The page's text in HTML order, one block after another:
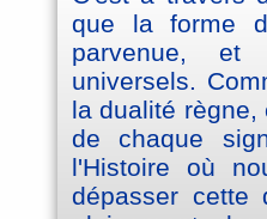
que la forme
parvenue, et
universels.
la dualité
de chaque
l'Histoire où
dépasser cette